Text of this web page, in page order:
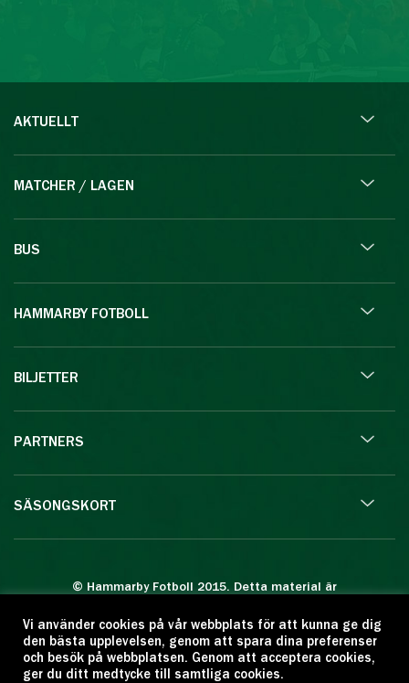
AKTUELLT
MATCHER / LAGEN
BUS
HAMMARBY FOTBOLL
BILJETTER
PARTNERS
SÄSONGSKORT
© Hammarby Fotboll 2015. Detta material är
Eftertryck eller annan kopiering är förbjuden.
Citera oss gärna men ange källan:
www.hammarbyfotboll.se. Ansvarig utgivare:
Vi använder cookies på vår webbplats för att kunna ge dig
den bästa upplevelsen, genom att spara dina preferenser
och besök på webbplatsen. Genom att acceptera cookies,
ger du ditt medtycke till samtliga cookies.